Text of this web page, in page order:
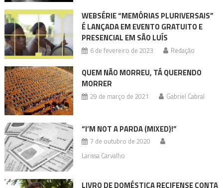
WEBSÉRIE “MEMÓRIAS PLURIVERSAIS”
É LANÇADA EM EVENTO GRATUITO E
PRESENCIAL EM SÃO LUÍS
6 de fevereiro de 2023 Redação
QUEM NÃO MORREU, TÁ QUERENDO
MORRER
29 de março de 2021 Gabriel Cabral
“I’M NOT A PARDA (MIXED)!”
7 de outubro de 2020
Larissa Carvalho
LIVRO DE DOMÉSTICA RECIFENSE CONTA